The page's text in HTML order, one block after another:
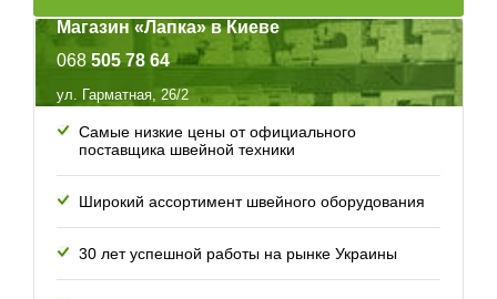
Магазин «Лапка» в Киеве
068 505 78 64
ул. Гарматная, 26/2
Самые низкие цены от официального
поставщика швейной техники
Широкий ассортимент швейного оборудования
30 лет успешной работы на рынке Украины